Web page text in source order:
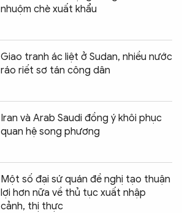
nhuộm chè xuất khẩu
Giao tranh ác liệt ở Sudan, nhiều nước
ráo riết sơ tán công dân
Iran và Arab Saudi đồng ý khôi phục
quan hệ song phương
Một số đại sứ quán đề nghị tạo thuận
lợi hơn nữa về thủ tục xuất nhập
cảnh, thị thực